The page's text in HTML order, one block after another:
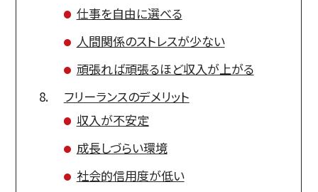
仕事を自由に選べる
人間関係のストレスが少ない
頑張れば頑張るほど収入が上がる
フリーランスのデメリット
収入が不安定
成長しづらい環境
社会的信用度が低い